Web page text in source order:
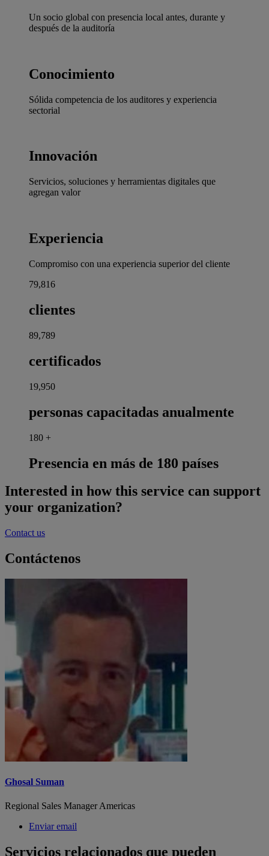
Un socio global con presencia local antes, durante y
después de la auditoría
Conocimiento
Sólida competencia de los auditores y experiencia
sectorial
Innovación
Servicios, soluciones y herramientas digitales que
agregan valor
Experiencia
Compromiso con una experiencia superior del cliente
80,000
clientes
90,000
certificados
20,000
personas capacitadas anualmente
180 +
Presencia en más de 180 países
Interested in how this service can support
your organization?
Contact us
Contáctenos
Ghosal Suman
Regional Sales Manager Americas
Enviar email
Servicios relacionados que pueden